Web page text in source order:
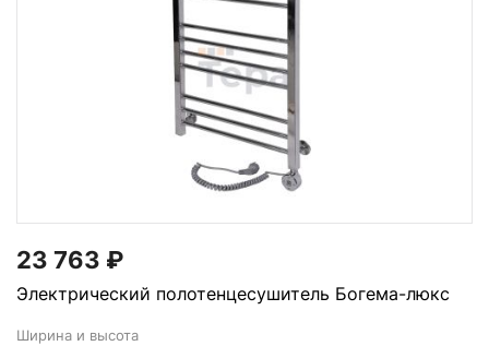
23 763 ₽
Электрический полотенцесушитель Богема-люкс
Ширина и высота